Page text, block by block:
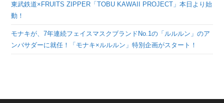
東武鉄道×FRUITS ZIPPER「TOBU KAWAII PROJECT」本日より始
動！
モナキが、7年連続フェイスマスクブランドNo.1の「ルルルン」のア
ンバサダーに就任！「モナキ×ルルルン」特別企画がスタート！